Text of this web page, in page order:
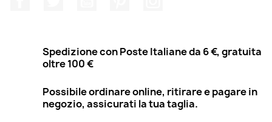
Spedizione con Poste Italiane da 6 €, gratuita
oltre 100 €
Possibile ordinare online, ritirare e pagare in
negozio, assicurati la tua taglia.